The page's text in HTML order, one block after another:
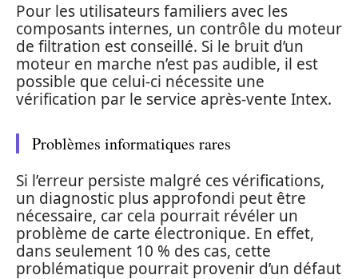
Pour les utilisateurs familiers avec les
composants internes, un contrôle du moteur
de filtration est conseillé. Si le bruit d’un
moteur en marche n’est pas audible, il est
possible que celui-ci nécessite une
vérification par le service après-vente Intex.
Problèmes informatiques rares
Si l’erreur persiste malgré ces vérifications,
un diagnostic plus approfondi peut être
nécessaire, car cela pourrait révéler un
problème de carte électronique. En effet,
dans seulement 10 % des cas, cette
problématique pourrait provenir d’un défaut